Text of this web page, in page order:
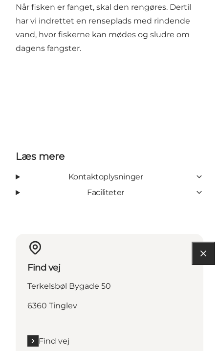
Når fisken er fanget, skal den rengøres. Dertil
har vi indrettet en renseplads med rindende
vand, hvor fiskerne kan mødes og sludre om
dagens fangster.
Læs mere
Kontaktoplysninger
Faciliteter
Find vej
Terkelsbøl Bygade 50
6360 Tinglev
Find vej